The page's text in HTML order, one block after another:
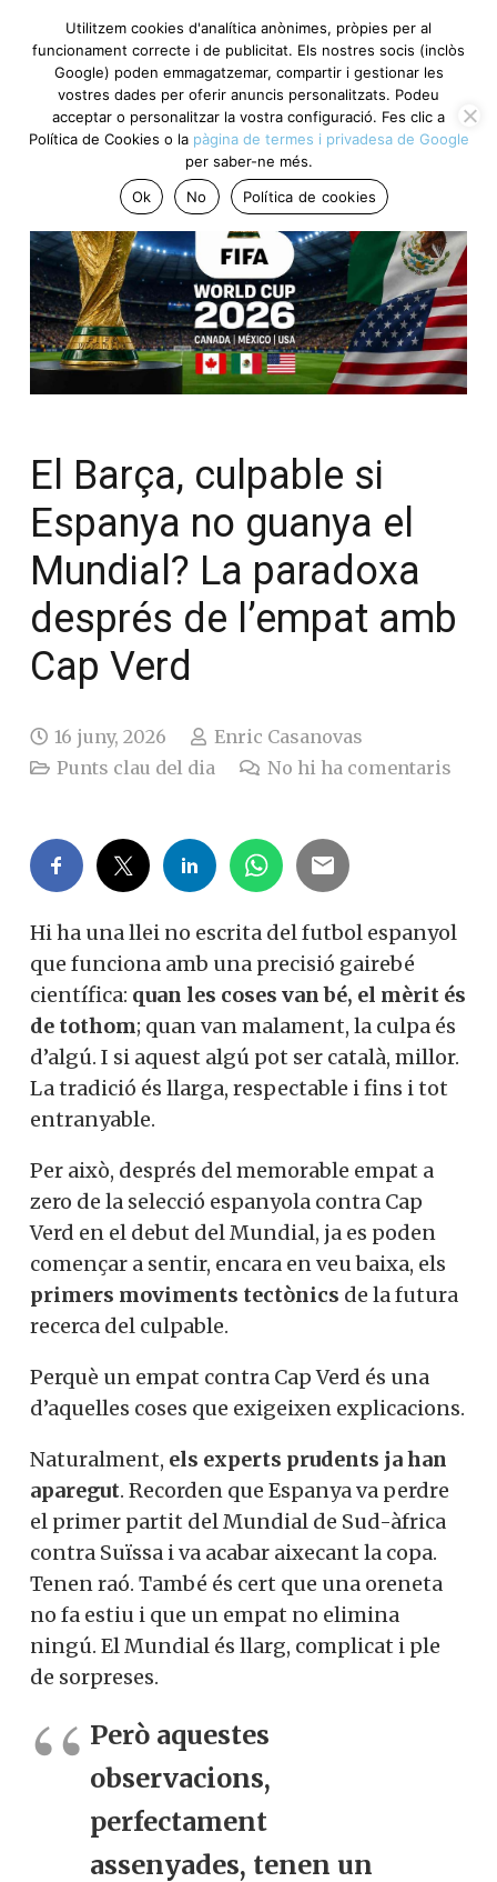
El Barça, culpable si
Espanya no guanya el
Mundial? La paradoxa
després de l’empat amb
Cap Verd
16 juny, 2026
Enric Casanovas
Punts clau del dia
No hi ha comentaris
Hi ha una llei no escrita del futbol espanyol
que funciona amb una precisió gairebé
científica: quan les coses van bé, el mèrit és
de tothom; quan van malament, la culpa és
d’algú. I si aquest algú pot ser català, millor.
La tradició és llarga, respectable i fins i tot
entranyable.
Per això, després del memorable empat a
zero de la selecció espanyola contra Cap
Verd en el debut del Mundial, ja es poden
començar a sentir, encara en veu baixa, els
primers moviments tectònics de la futura
recerca del culpable.
Perquè un empat contra Cap Verd és una
d’aquelles coses que exigeixen explicacions.
Naturalment, els experts prudents ja han
aparegut. Recorden que Espanya va perdre
el primer partit del Mundial de Sud-àfrica
contra Suïssa i va acabar aixecant la copa.
Tenen raó. També és cert que una oreneta
no fa estiu i que un empat no elimina
ningú. El Mundial és llarg, complicat i ple
de sorpreses.
Però aquestes
observacions,
perfectament
assenyades, tenen un
Utilitzem cookies d'analítica anònimes, pròpies per al
funcionament correcte i de publicitat. Els nostres socis (inclòs
Google) poden emmagatzemar, compartir i gestionar les
vostres dades per oferir anuncis personalitzats. Podeu
acceptar o personalitzar la vostra configuració. Fes clic a
Política de Cookies o la pàgina de termes i privadesa de Google
per saber-ne més.
Ok
No Política de cookies